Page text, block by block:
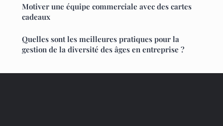
Motiver une équipe commerciale avec des cartes
cadeaux
Quelles sont les meilleures pratiques pour la
gestion de la diversité des âges en entreprise ?